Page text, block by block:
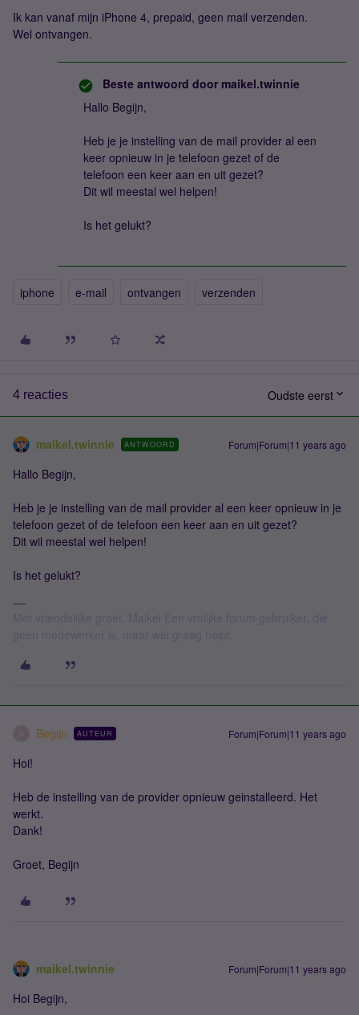
Ik kan vanaf mijn iPhone 4, prepaid, geen mail verzenden.
Wel ontvangen.
Beste antwoord door maikel.twinnie
Hallo Begijn,
Heb je je instelling van de mail provider al een
keer opnieuw in je telefoon gezet of de
telefoon een keer aan en uit gezet?
Dit wil meestal wel helpen!
Is het gelukt?
iphone e-mail ontvangen verzenden
4 reacties Oudste eerst
maikel.twinnie ANTWOORD Forum|Forum|11 years ago
Hallo Begijn,
Heb je je instelling van de mail provider al een keer opnieuw in je
telefoon gezet of de telefoon een keer aan en uit gezet?
Dit wil meestal wel helpen!
Is het gelukt?
Begijn AUTEUR Forum|Forum|11 years ago
Hoi!
Heb de instelling van de provider opnieuw geinstalleerd. Het
werkt.
Dank!
Groet, Begijn
maikel.twinnie Forum|Forum|11 years ago
Hoi Begijn,